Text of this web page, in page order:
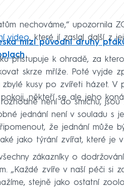
nechováme,“ upozornila
video, které jí zaslal další z
mizí původní druhy
přistupuje k ohradě, za
skrze mříže. Poté vyjde
kusy po zvířeti házet. V
někteří se ale jeho
není do smíchu, jsou
jednání není v souladu s
že jednání může
jako týrání zvířat, které je v
zákazníky o
„Každé zvíře v naší péči si
stejně jako ostatní